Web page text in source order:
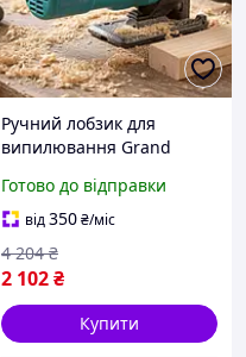
Ручний лобзик для
випилювання Grand
Електричний лобзик для
фанери, ITR
Готово до відправки
від350₴/міс
2 102₴
4 204 ₴
Купити